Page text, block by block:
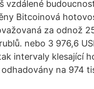
vzdálené
Bitcoinová
za odnož
nebo 3 976,6
intervaly klesající
na 974